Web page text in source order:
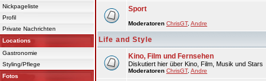
Nickpageliste
Profil
Private Nachrichten
Locations
Gastronomie
Styling/Pflege
Fotos
Sport
Moderatoren ChrisGT, Andre
Life and Style
Kino, Film und Fernsehen
Diskutiert hier über Kino, Film, Musik und Stars
Moderatoren ChrisGT, Andre